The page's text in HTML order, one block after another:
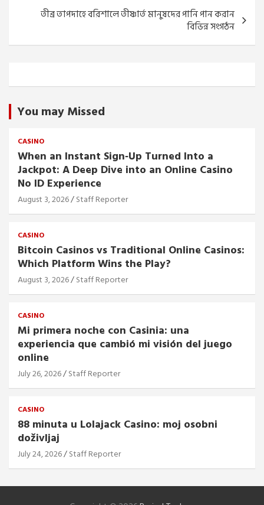
তীব্র তাপদাহে বরিশালে তীষ্ণার্ত মানুষদের পানি পান করান
বিভিন্ন সংগঠন
You may Missed
CASINO
When an Instant Sign‑Up Turned Into a
Jackpot: A Deep Dive into an Online Casino
No ID Experience
August 3, 2026 Staff Reporter
CASINO
Bitcoin Casinos vs Traditional Online Casinos:
Which Platform Wins the Play?
August 3, 2026 Staff Reporter
CASINO
Mi primera noche con Casinia: una
experiencia que cambió mi visión del juego
online
July 26, 2026 Staff Reporter
CASINO
88 minuta u Lolajack Casino: moj osobni
doživljaj
July 24, 2026 Staff Reporter